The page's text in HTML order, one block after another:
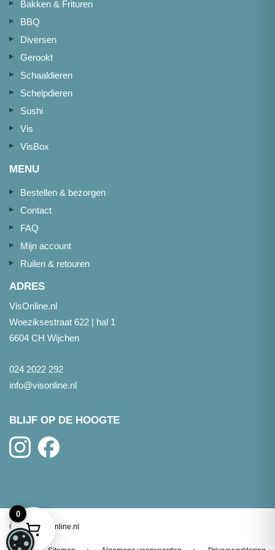
Bakken & Frituren
BBQ
Diversen
Gerookt
Schaaldieren
Schelpdieren
Sushi
Vis
VisBox
MENU
Bestellen & bezorgen
Contact
FAQ
Mijn account
Ruilen & retouren
ADRES
VisOnline.nl
Woeziksestraat 622 | hal 1
6604 CH Wijchen
024 2022 292
info@visonline.nl
BLIJF OP DE HOOGTE
©2026- Visonline.nl
0
COOKIE-INSTELLINGEN